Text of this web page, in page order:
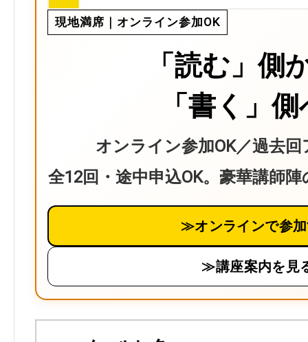
現地満席｜オンライン参加OK
「読む」側
「書く」
オンライン参加OK／過去
全12回・途中申込OK。豪華講師
≫オンラインで参
≫講座案内を見